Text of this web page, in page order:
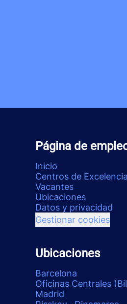
Página de
Inicio
Centros de Excelencia
Vacantes
Ubicaciones
Datos y privacidad
Gestionar cookies
Ubicaciones
Barcelona
Oficinas Centrales
Madrid